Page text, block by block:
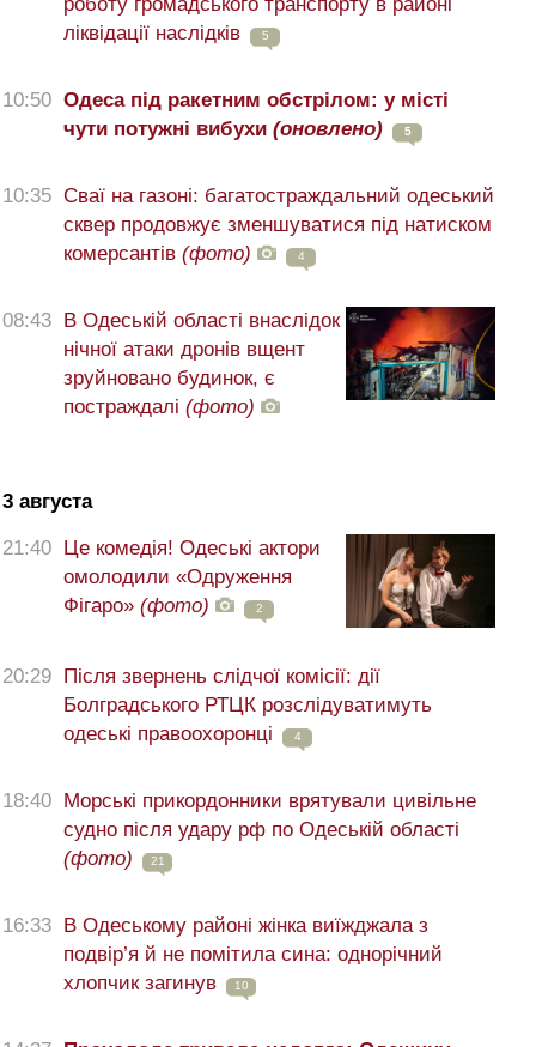
роботу громадського транспорту в районі
ліквідації наслідків
5
10:50 Одеса під ракетним обстрілом: у місті
чути потужні вибухи (оновлено) 5
10:35 Сваї на газоні: багатостраждальний одеський
сквер продовжує зменшуватися під натиском
комерсантів (фото) 4
08:43
В Одеській області внаслідок
нічної атаки дронів вщент
зруйновано будинок, є
постраждалі (фото)
3 августа
21:40
Це комедія! Одеські актори
омолодили «Одруження
Фігаро» (фото) 2
20:29
Після звернень слідчої комісії: дії
Болградського РТЦК розслідуватимуть
одеські правоохоронці
4
18:40
Морські прикордонники врятували цивільне
судно після удару рф по Одеській області
(фото)
21
16:33
В Одеському районі жінка виїжджала з
подвір’я й не помітила сина: однорічний
хлопчик загинув
10